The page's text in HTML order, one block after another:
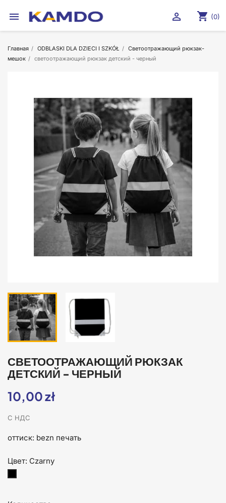
 shopping_cart (0)

Главная ODBLASKI DLA DZIECI I SZKÓŁ
Светоотражающий рюкзак-
мешок
светоотражающий рюкзак детский - черный
СВЕТООТРАЖАЮЩИЙ РЮКЗАК
ДЕТСКИЙ - ЧЕРНЫЙ
10,00 zł
С НДС
оттиск: bezn печать
Цвет: Czarny